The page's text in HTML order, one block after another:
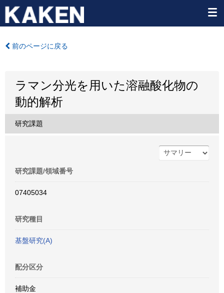
前のページに戻る
ラマン分光を用いた溶融酸化物の
動的解析
研究課題
研究課題/領域番号
07405034
研究種目
基盤研究(A)
配分区分
補助金